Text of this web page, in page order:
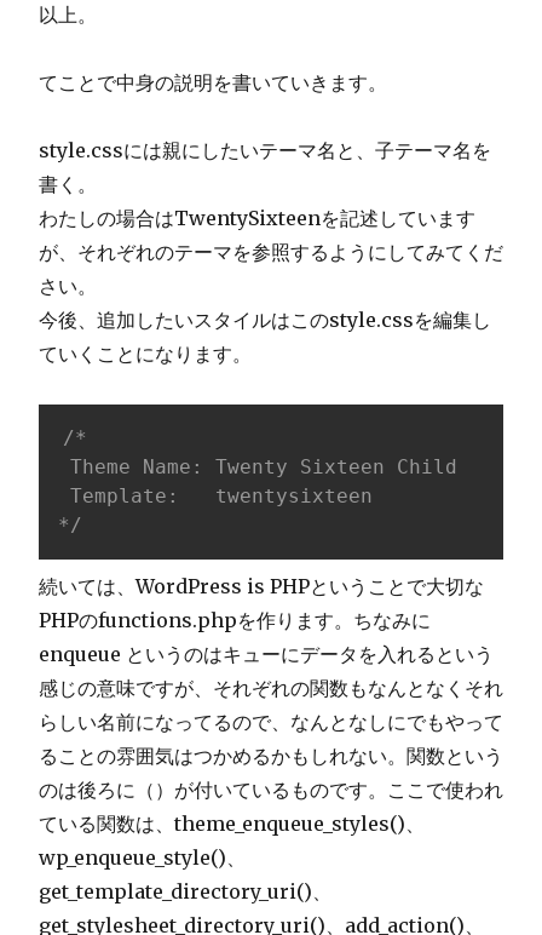
以上。
てことで中身の説明を書いていきます。
style.cssには親にしたいテーマ名と、子テーマ名を
書く。
わたしの場合はTwentySixteenを記述しています
が、それぞれのテーマを参照するようにしてみてくだ
さい。
今後、追加したいスタイルはこのstyle.cssを編集し
ていくことになります。
/*
Theme Name: Twenty Sixteen Child
Template:   twentysixteen
*/
続いては、WordPress is PHPということで大切な
PHPのfunctions.phpを作ります。ちなみに
enqueue というのはキューにデータを入れるという
感じの意味ですが、それぞれの関数もなんとなくそれ
らしい名前になってるので、なんとなしにでもやって
ることの雰囲気はつかめるかもしれない。関数という
のは後ろに（）が付いているものです。ここで使われ
ている関数は、theme_enqueue_styles()、
wp_enqueue_style()、
get_template_directory_uri()、
get_stylesheet_directory_uri()、add_action()、